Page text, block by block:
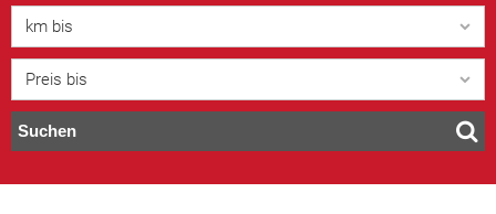
km bis
Preis bis
Suchen